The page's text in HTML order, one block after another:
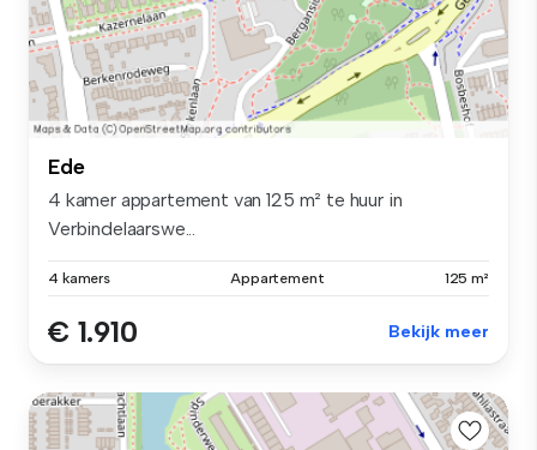
Ede
4 kamer appartement van 125 m² te huur in
Verbindelaarswe...
4 kamers Appartement 125 m²
€ 1.910 Bekijk meer